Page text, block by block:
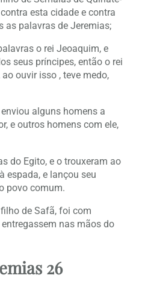
esta cidade e contra
as palavras de Jeremias;
o rei Jeoaquim, e
seus príncipes, então o rei
ouvir isso , teve medo,
alguns homens a
e outros homens com ele,
do Egito, e o trouxeram ao
espada, e lançou seu
povo comum.
de Safã, foi com
nas mãos do
26